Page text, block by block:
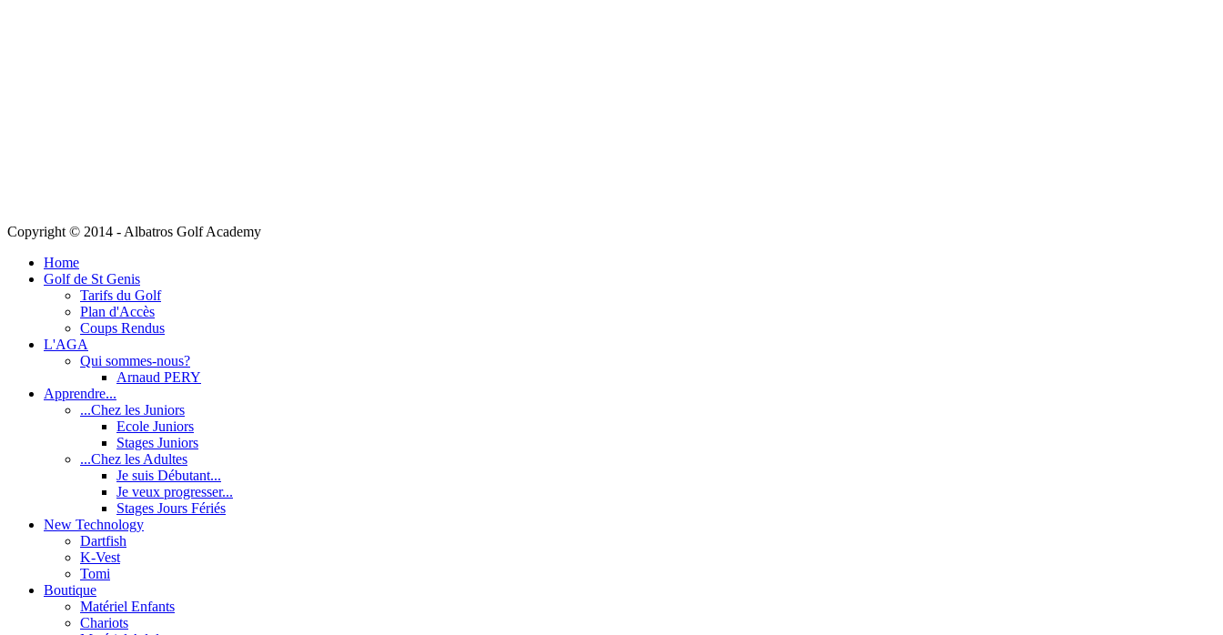
Copyright © 2014 - Albatros Golf Academy
Home
Golf de St Genis
Tarifs du Golf
Plan d'Accès
Coups Rendus
L'AGA
Qui sommes-nous?
Arnaud PERY
Apprendre...
...Chez les Juniors
Ecole Juniors
Stages Juniors
...Chez les Adultes
Je suis Débutant...
Je veux progresser...
Stages Jours Fériés
New Technology
Dartfish
K-Vest
Tomi
Boutique
Matériel Enfants
Chariots